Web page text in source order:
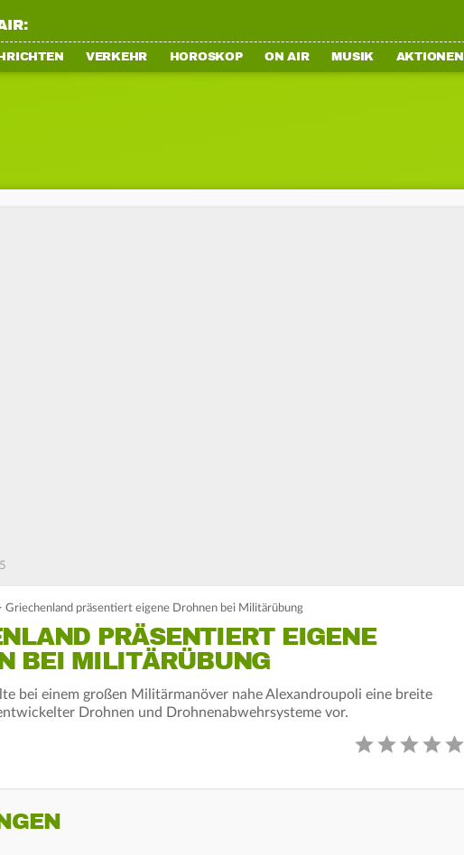
VERKEHR HOROSKOP ON AIR MUSIK AKTIONEN
Griechenland präsentiert eigene Drohnen bei Militärübung
PRÄSENTIERT EIGENE
BEI MILITÄRÜBUNG
bei einem großen Militärmanöver nahe Alexandroupoli eine breite
Drohnen und Drohnenabwehrsysteme vor.